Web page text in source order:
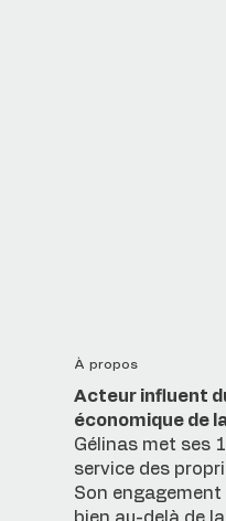
À propos
Acteur influent
économique de
Gélinas met ses
service des
Son